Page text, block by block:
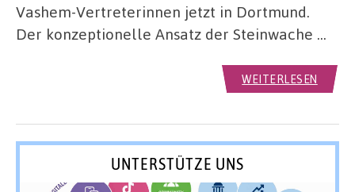
Vashem-Vertreterinnen jetzt in Dortmund.
Der konzeptionelle Ansatz der Steinwache …
WEITERLESEN
UNTERSTÜTZE UNS